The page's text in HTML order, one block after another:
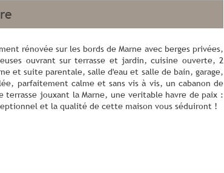
rénovée sur les bords de Marne avec berges privées,
ouvrant sur terrasse et jardin, cuisine ouverte, 2
et suite parentale, salle d'eau et salle de bain, garage,
parfaitement calme et sans vis à vis, un cabanon de
terrasse jouxant la Marne, une veritable havre de paix :
et la qualité de cette maison vous séduiront !